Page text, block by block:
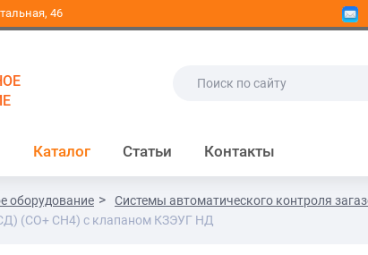
46
Каталог Статьи Контакты
оборудование Системы автоматического контроля
(СО+ СН4) с клапаном КЗЭУГ НД